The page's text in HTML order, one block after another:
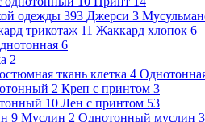
одежды 393 Джерси 3
трикотаж 11 Жаккард хлопок 6
6
2
ткань клетка 4
2 Креп с принтом 3
10 Лен с принтом 53
9 Муслин 2 Однотонный муслин 3